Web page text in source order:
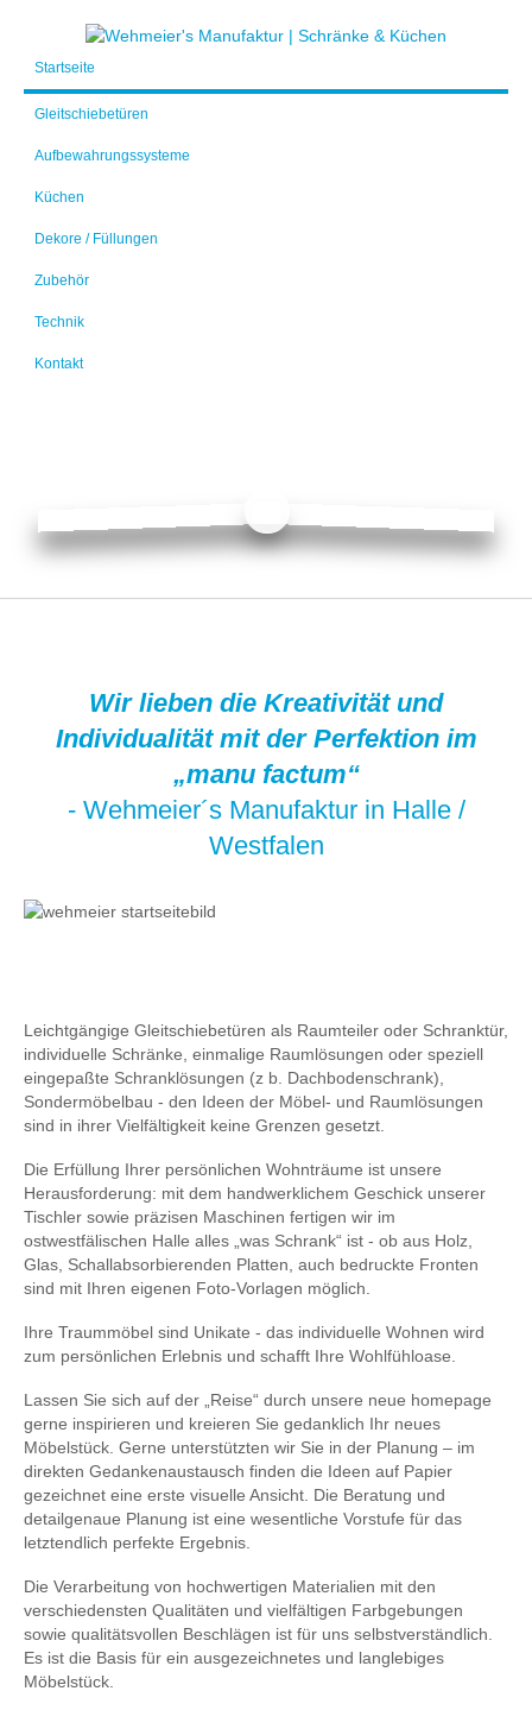
Startseite
Gleitschiebetüren
Aufbewahrungssysteme
Küchen
Dekore / Füllungen
Zubehör
Technik
Kontakt
Wir lieben die Kreativität und
Individualität mit der Perfektion im
„manu factum“
- Wehmeier´s Manufaktur in Halle /
Westfalen
Leichtgängige Gleitschiebetüren als Raumteiler oder Schranktür,
individuelle Schränke, einmalige Raumlösungen oder speziell
eingepaßte Schranklösungen (z b. Dachbodenschrank),
Sondermöbelbau - den Ideen der Möbel- und Raumlösungen
sind in ihrer Vielfältigkeit keine Grenzen gesetzt.
Die Erfüllung Ihrer persönlichen Wohnträume ist unsere
Herausforderung: mit dem handwerklichem Geschick unserer
Tischler sowie präzisen Maschinen fertigen wir im
ostwestfälischen Halle alles „was Schrank“ ist - ob aus Holz,
Glas, Schallabsorbierenden Platten, auch bedruckte Fronten
sind mit Ihren eigenen Foto-Vorlagen möglich.
Ihre Traummöbel sind Unikate - das individuelle Wohnen wird
zum persönlichen Erlebnis und schafft Ihre Wohlfühloase.
Lassen Sie sich auf der „Reise“ durch unsere neue homepage
gerne inspirieren und kreieren Sie gedanklich Ihr neues
Möbelstück. Gerne unterstützten wir Sie in der Planung – im
direkten Gedankenaustausch finden die Ideen auf Papier
gezeichnet eine erste visuelle Ansicht. Die Beratung und
detailgenaue Planung ist eine wesentliche Vorstufe für das
letztendlich perfekte Ergebnis.
Die Verarbeitung von hochwertigen Materialien mit den
verschiedensten Qualitäten und vielfältigen Farbgebungen
sowie qualitätsvollen Beschlägen ist für uns selbstverständlich.
Es ist die Basis für ein ausgezeichnetes und langlebiges
Möbelstück.